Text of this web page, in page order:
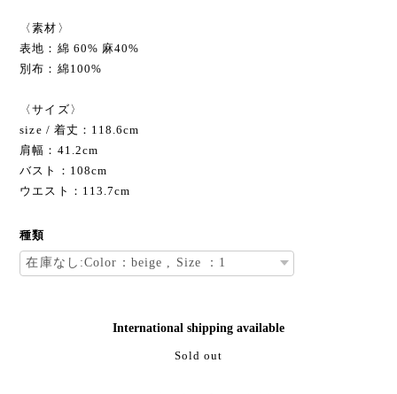
〈素材〉
表地：綿 60% 麻40%
別布：綿100%
〈サイズ〉
size / 着丈：118.6cm
肩幅：41.2cm
バスト：108cm
ウエスト：113.7cm
種類
International shipping available
Sold out